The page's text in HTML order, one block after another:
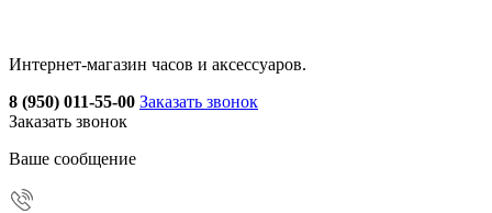
Интернет-магазин часов и аксессуаров.
8 (950) 011-55-00 Заказать звонок
Заказать звонок
Ваше сообщение